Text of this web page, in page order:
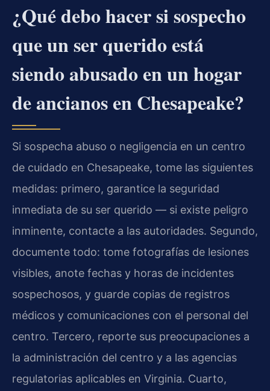
¿Qué debo hacer si sospecho
que un ser querido está
siendo abusado en un hogar
de ancianos en Chesapeake?
Si sospecha abuso o negligencia en un centro
de cuidado en Chesapeake, tome las siguientes
medidas: primero, garantice la seguridad
inmediata de su ser querido — si existe peligro
inminente, contacte a las autoridades. Segundo,
documente todo: tome fotografías de lesiones
visibles, anote fechas y horas de incidentes
sospechosos, y guarde copias de registros
médicos y comunicaciones con el personal del
centro. Tercero, reporte sus preocupaciones a
la administración del centro y a las agencias
regulatorias aplicables en Virginia. Cuarto,